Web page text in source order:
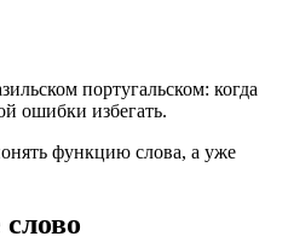
португальском: когда
ошибки избегать.
функцию слова, а уже